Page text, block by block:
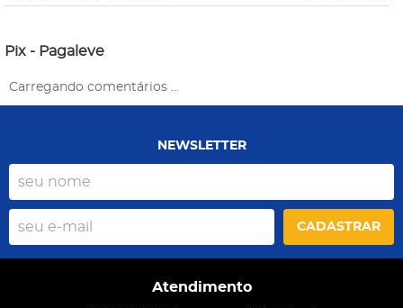
Pix - Pagaleve
Carregando comentários ...
NEWSLETTER
CADASTRAR
Atendimento